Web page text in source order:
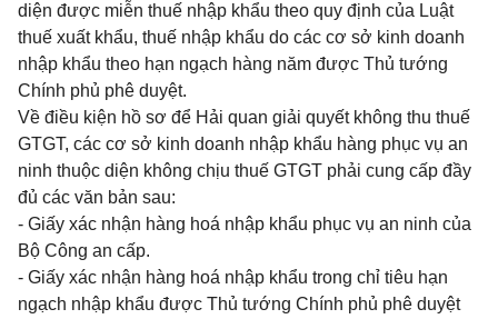
diện được miễn thuế nhập khẩu theo quy định của Luật
thuế xuất khẩu, thuế nhập khẩu do các cơ sở kinh doanh
nhập khẩu theo hạn ngạch hàng năm được Thủ tướng
Chính phủ phê duyệt.
Về điều kiện hồ sơ để Hải quan giải quyết không thu thuế
GTGT, các cơ sở kinh doanh nhập khẩu hàng phục vụ an
ninh thuộc diện không chịu thuế GTGT phải cung cấp đầy
đủ các văn bản sau:
- Giấy xác nhận hàng hoá nhập khẩu phục vụ an ninh của
Bộ Công an cấp.
- Giấy xác nhận hàng hoá nhập khẩu trong chỉ tiêu hạn
ngạch nhập khẩu được Thủ tướng Chính phủ phê duyệt